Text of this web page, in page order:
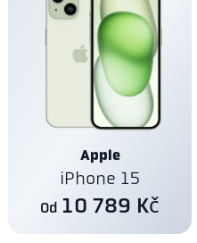
Apple
iPhone 15
Od 10 789 Kč